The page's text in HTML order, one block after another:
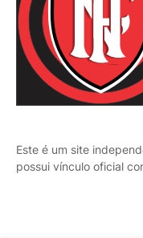
Este é um site
possui vínculo oficial